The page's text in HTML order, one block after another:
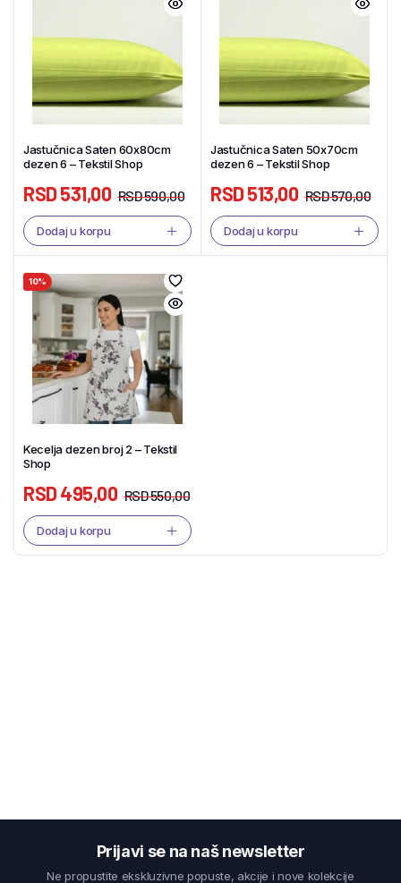
Jastučnica Saten 60x80cm
dezen 6 – Tekstil Shop
RSD590,00
RSD531,00
Dodaj u korpu
Jastučnica Saten 50x70cm
dezen 6 – Tekstil Shop
RSD570,00
RSD513,00
Dodaj u korpu
10%
Kecelja dezen broj 2 – Tekstil
Shop
RSD550,00
RSD495,00
Dodaj u korpu
Prijavi se na naš newsletter
Ne propustite ekskluzivne popuste, akcije i nove kolekcije